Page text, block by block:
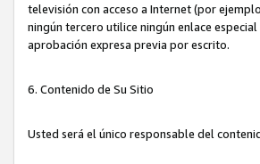
televisión con acceso a Internet (por
ningún tercero utilice ningún enlace
aprobación expresa previa por escrito.
6. Contenido de Su Sitio
Usted será el único responsable del